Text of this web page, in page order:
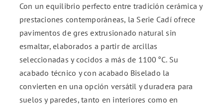
SEARCH
FOR:
FR
Con un equilibrio perfecto entre tradición cerámica y
prestaciones contemporáneas, la Serie Cadí ofrece
pavimentos de gres extrusionado natural sin
esmaltar, elaborados a partir de arcillas
seleccionadas y cocidos a más de 1100 °C. Su
acabado técnico y con acabado Biselado la
convierten en una opción versátil y duradera para
suelos y paredes, tanto en interiores como en